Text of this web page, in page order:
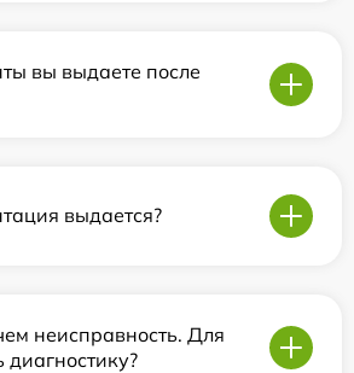
вы выдаете после
выдается?
неисправность. Для
диагностику?